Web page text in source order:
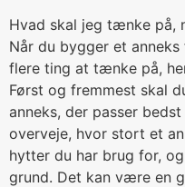
Hvad skal jeg tænke på,
Når du bygger et
flere ting at tænke på,
Først og fremmest skal
anneks, der passer
overveje, hvor stort et
hytter du har brug for,
grund. Det kan være en